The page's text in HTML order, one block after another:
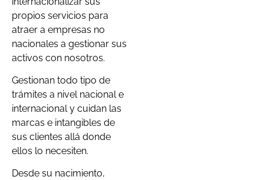
propios servicios para
atraer a empresas no
nacionales a gestionar sus
activos con nosotros.
Gestionan todo tipo de
trámites a nivel nacional e
internacional y cuidan las
marcas e intangibles de
sus clientes allá donde
ellos lo necesiten.
Desde su nacimiento,